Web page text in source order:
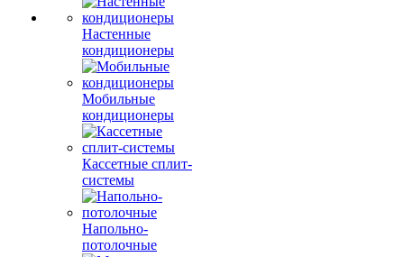
Настенные
кондиционеры
Мобильные
кондиционеры
Кассетные сплит-
системы
Напольно-
потолочные